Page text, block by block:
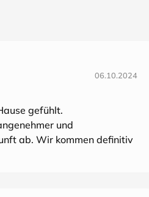
06.10.2024
gefühlt.
und
ab. Wir kommen definitiv